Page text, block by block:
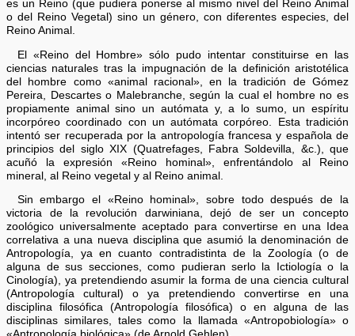
es un Reino (que pudiera ponerse al mismo nivel del Reino Animal
o del Reino Vegetal) sino un género, con diferentes especies, del
Reino Animal.
El «Reino del Hombre» sólo pudo intentar constituirse en las
ciencias naturales tras la impugnación de la definición aristotélica
del hombre como «animal racional», en la tradición de Gómez
Pereira, Descartes o Malebranche, según la cual el hombre no es
propiamente animal sino un autómata y, a lo sumo, un espíritu
incorpóreo coordinado con un autómata corpóreo. Esta tradición
intentó ser recuperada por la antropología francesa y española de
principios del siglo XIX (Quatrefages, Fabra Soldevilla, &c.), que
acuñó la expresión «Reino hominal», enfrentándolo al Reino
mineral, al Reino vegetal y al Reino animal.
Sin embargo el «Reino hominal», sobre todo después de la
victoria de la revolución darwiniana, dejó de ser un concepto
zoológico universalmente aceptado para convertirse en una Idea
correlativa a una nueva disciplina que asumió la denominación de
Antropología, ya en cuanto contradistinta de la Zoología (o de
alguna de sus secciones, como pudieran serlo la Ictiología o la
Cinología), ya pretendiendo asumir la forma de una ciencia cultural
(Antropología cultural) o ya pretendiendo convertirse en una
disciplina filosófica (Antropología filosófica) o en alguna de las
disciplinas similares, tales como la llamada «Antropobiología» o